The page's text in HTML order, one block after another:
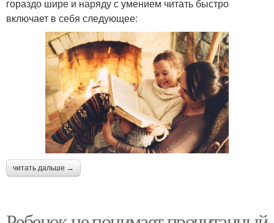
гораздо шире и наряду с умением читать быстро
включает в себя следующее:
читать дальше →